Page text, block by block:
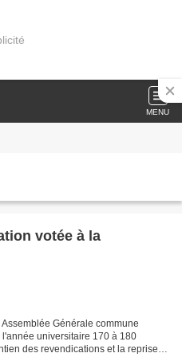
MENU
votée à la
Générale commune
universitaire 170 à 180
des revendications et la reprise